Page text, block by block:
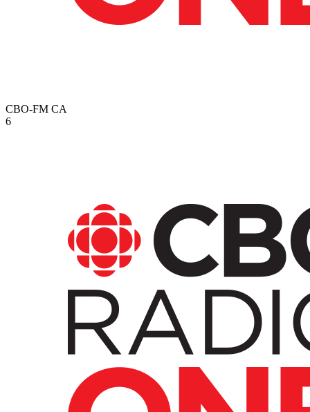
CBO-FM CA
6